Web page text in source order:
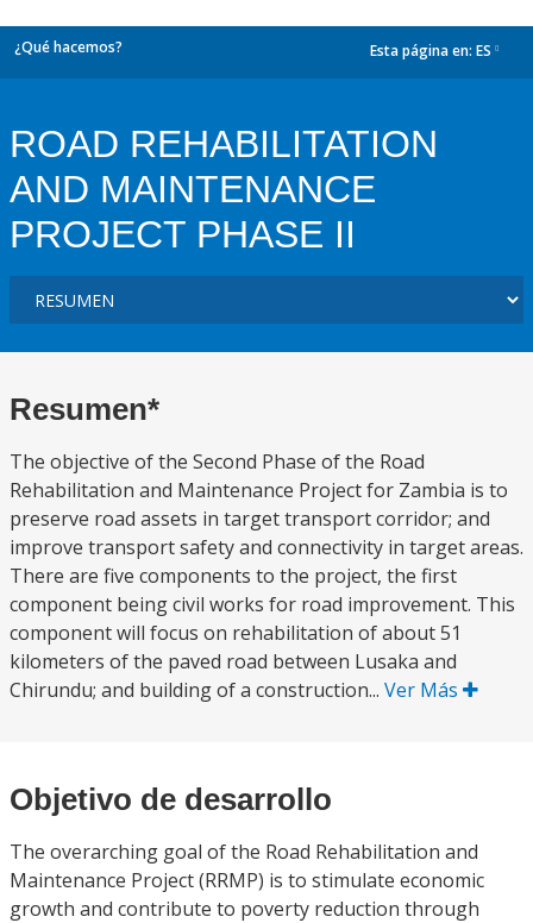
¿Qué hacemos? Esta página en: ES
ROAD REHABILITATION
AND MAINTENANCE
PROJECT PHASE II
Resumen*
The objective of the Second Phase of the Road
Rehabilitation and Maintenance Project for Zambia is to
preserve road assets in target transport corridor; and
improve transport safety and connectivity in target areas.
There are five components to the project, the first
component being civil works for road improvement. This
component will focus on rehabilitation of about 51
kilometers of the paved road between Lusaka and
Chirundu; and building of a construction... Ver Más
Objetivo de desarrollo
The overarching goal of the Road Rehabilitation and
Maintenance Project (RRMP) is to stimulate economic
growth and contribute to poverty reduction through